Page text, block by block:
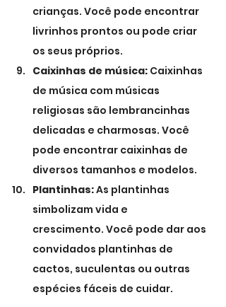
crianças. Você pode encontrar
livrinhos prontos ou pode criar
os seus próprios.
Caixinhas de música: Caixinhas
de música com músicas
religiosas são lembrancinhas
delicadas e charmosas. Você
pode encontrar caixinhas de
diversos tamanhos e modelos.
Plantinhas: As plantinhas
simbolizam vida e
crescimento. Você pode dar aos
convidados plantinhas de
cactos, suculentas ou outras
espécies fáceis de cuidar.